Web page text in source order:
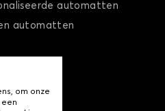
automatten
automatten
om onze